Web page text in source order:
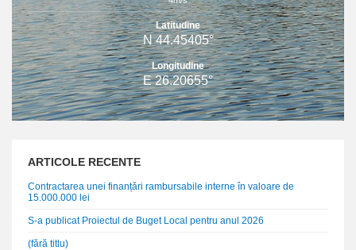
Latitudine
N 44.45405°
Longitudine
E 26.20655°
ARTICOLE RECENTE
Contractarea unei finanțări rambursabile interne în valoare de
15.000.000 lei
S-a publicat Proiectul de Buget Local pentru anul 2026
(fără titlu)